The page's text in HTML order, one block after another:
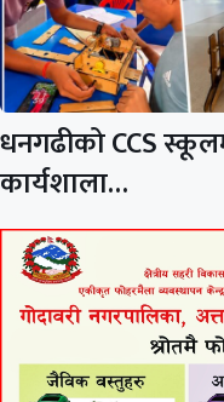
धनगढीको CCS
कार्यशाला…